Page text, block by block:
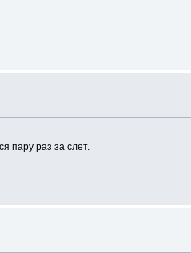
пару раз за слет.